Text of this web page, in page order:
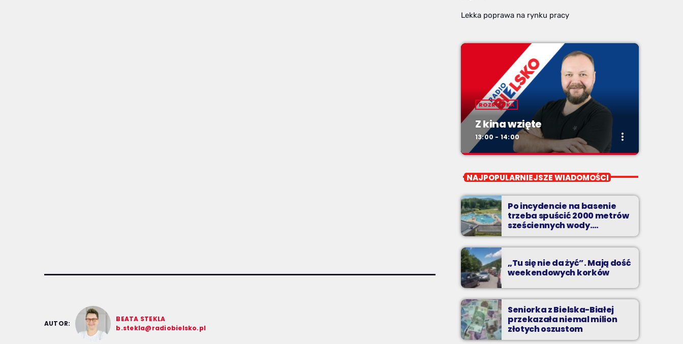
AUTOR:
BEATA STEKLA
b.stekla@radiobielsko.pl
Lekka poprawa na rynku pracy
ROZRYWKA
Z kina wzięte
13:00 - 14:00 more_vert
Z kina wzięte
Z Kina Wzięte to audycja w której film
występuje roli głównej.
NAJPOPULARNIEJSZE WIADOMOŚCI
Po incydencie na basenie
trzeba spuścić 2000 metrów
sześciennych wody.
„Ogromne koszty i ogromna
praca”
„Tu się nie da żyć”. Mają dość
weekendowych korków
Seniorka z Bielska-Białej
przekazała niemal milion
złotych oszustom